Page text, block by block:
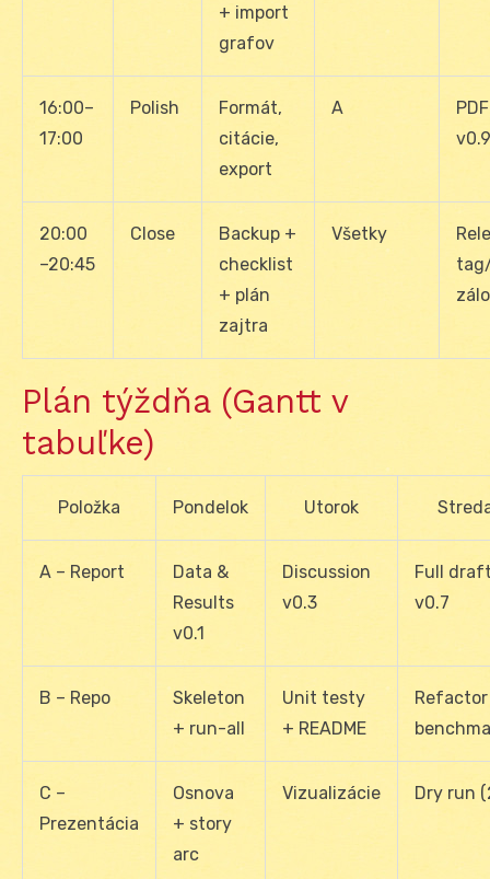
+ import
grafov
16:00–
17:00
Polish
Formát,
citácie,
export
A
PDF
v0.9
20:00
–20:45
Close
Backup +
checklist
+ plán
zajtra
Všetky
Plán týždňa (Gantt v
tabuľke)
Položka Pondelok Utorok
A – Report
Data &
Results
v0.1
Discussion
v0.3
Full
v0.7
B – Repo
Skeleton
+ run-all
Unit testy
+ README
C –
Prezentácia
Osnova
+ story
arc
Vizualizácie Dry run